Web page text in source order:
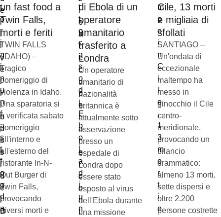
un fast food a
Twin Falls,
morti e feriti
TWIN FALLS
(IDAHO) –
Tragico
pomeriggio di
violenza in Idaho.
Una sparatoria si
è verificata sabato
pomeriggio
all'interno e
all'esterno del
ristorante In-N-
Out Burger di
Twin Falls,
provocando
diversi morti e
di Ebola di un
operatore
umanitario
trasferito a
Londra
Un operatore
umanitario di
nazionalità
britannica è
attualmente sotto
osservazione
presso un
ospedale di
Londra dopo
essere stato
esposto al virus
dell'Ebola durante
una missione
Cile, 13 morti
e migliaia di
sfollati
SANTIAGO –
Un'ondata di
eccezionale
maltempo ha
messo in
ginocchio il Cile
centro-
meridionale,
provocando un
bilancio
drammatico:
almeno 13 morti,
sette dispersi e
oltre 2.200
persone costrette